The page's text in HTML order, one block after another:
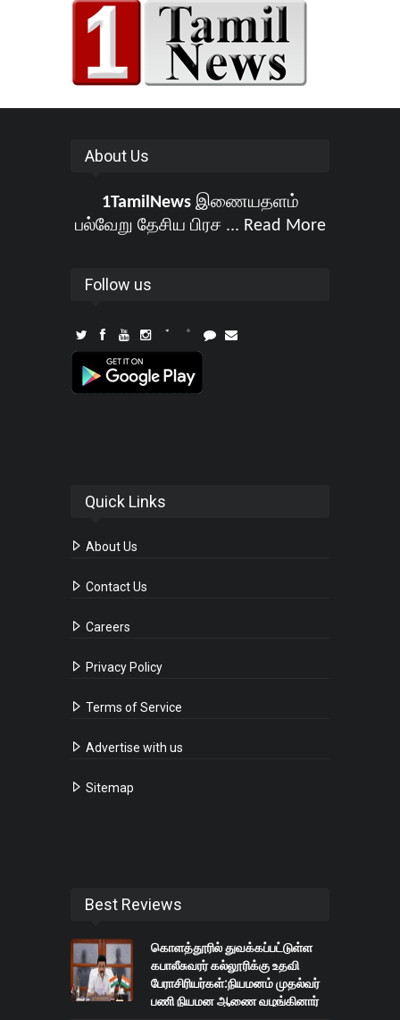
About Us
1TamilNewsஇணையதளம்
பல்வேறு தேசிய பிரச ... Read More
Follow us
Quick Links
About Us
Contact Us
Careers
Privacy Policy
Terms of Service
Advertise with us
Sitemap
Best Reviews
கொளத்தூரில் துவக்கப்பட்டுள்ள
கபாலீசுவரர் கல்லூரிக்கு உதவி
பேராசிரியர்கள்:நியமனம் முதல்வர்
பணி நியமன ஆணை வழங்கினார்